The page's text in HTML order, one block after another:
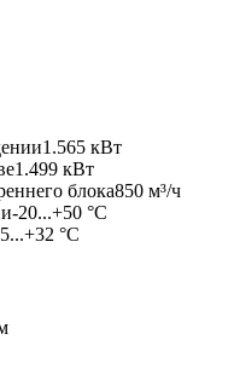
1.565 кВт
1.499 кВт
блока850 м³/ч
-20...+50 °C
°C